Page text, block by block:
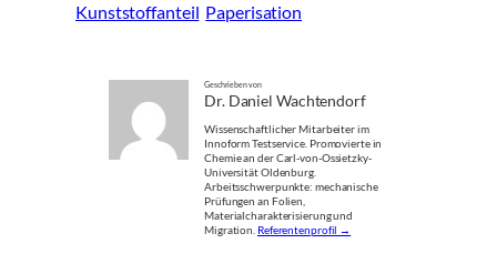
Kunststoffanteil Paperisation
Geschrieben von
Dr. Daniel Wachtendorf
Wissenschaftlicher Mitarbeiter im
Innoform Testservice. Promovierte in
Chemie an der Carl-von-Ossietzky-
Universität Oldenburg.
Arbeitsschwerpunkte: mechanische
Prüfungen an Folien,
Materialcharakterisierung und
Migration. Referentenprofil →